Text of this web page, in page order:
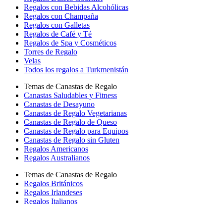
Regalos con Bebidas Alcohólicas
Regalos con Champaña
Regalos con Galletas
Regalos de Café y Té
Regalos de Spa y Cosméticos
Torres de Regalo
Velas
Todos los regalos a Turkmenistán
Temas de Canastas de Regalo
Canastas Saludables y Fitness
Canastas de Desayuno
Canastas de Regalo Vegetarianas
Canastas de Regalo de Queso
Canastas de Regalo para Equipos
Canastas de Regalo sin Gluten
Regalos Americanos
Regalos Australianos
Temas de Canastas de Regalo
Regalos Británicos
Regalos Irlandeses
Regalos Italianos